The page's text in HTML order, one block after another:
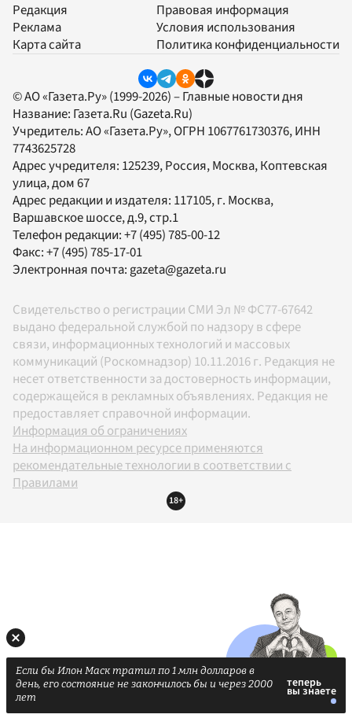
Редакция
Реклама
Карта сайта
Правовая информация
Условия использования
Политика конфиденциальности
© АО «Газета.Ру» (1999-2026) – Главные новости дня
Название: Газета.Ru (Gazeta.Ru)
Учредитель:АО «Газета.Ру», ОГРН 1067761730376, ИНН
7743625728
Адрес учредителя: 125239, Россия, Москва, Коптевская
улица, дом 67
Адрес редакции и издателя: 117105, г. Москва,
Варшавское шоссе, д.9, стр.1
Телефон редакции:+7 (495) 785-00-12
Факс:+7 (495) 785-17-01
Электронная почта:gazeta@gazeta.ru
Свидетельство о регистрации СМИ Эл № ФС77-67642
выдано федеральной службой по надзору в сфере
связи, информационных технологий и массовых
коммуникаций (Роскомнадзор) 10.11.2016 г. Редакция не
несет ответственности за достоверность информации,
содержащейся в рекламных объявлениях. Редакция не
предоставляет справочной информации.
Информация об ограничениях
На информационном ресурсе применяются
рекомендательные технологии в соответствии с
Правилами
18+
Если бы Илон Маск тратил по 1 млн долларов в
день, его состояние не закончилось бы и через 2000
лет